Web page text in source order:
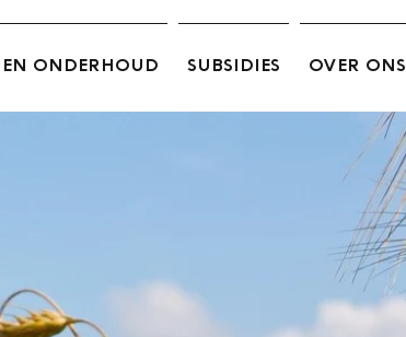
ONDERHOUD SUBSIDIES OVER ONS